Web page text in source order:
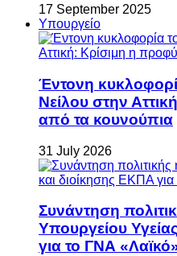
17 September 2025
Υπουργείο
Έντονη
Νείλου στην
από τα κουνούπια
31 July 2026
Συνάντηση
Υπουργείου
για το ΓΝΑ